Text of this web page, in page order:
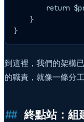
return
    }
到這裡，我們的架構
的職責，就像一條分
終點站：組